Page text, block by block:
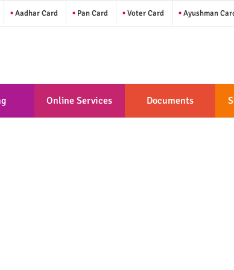
Aadhar Card Pan Card Voter Card Ayushman
Online Services Documents